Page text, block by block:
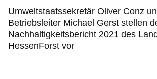
Umweltstaatssekretär Oliver Conz
Betriebsleiter Michael Gerst stellen
Nachhaltigkeitsbericht 2021 des
HessenForst vor